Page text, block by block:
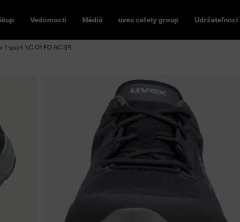
Vedomosti Médiá uvex safety group Udržateľnosť
1 sport NC O1 FO SC SR